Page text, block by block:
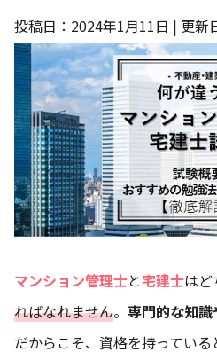
投稿日：2024年1月11日 | 更新
マンション管理士と宅建士はど
ればなれません。 専門的な知
だからこそ、資格を持っている